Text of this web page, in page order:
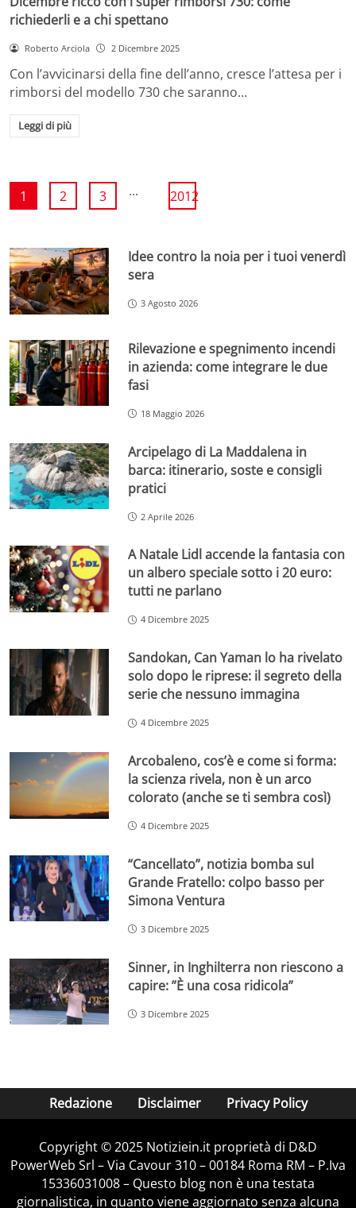
richiederli e a chi spettano
Roberto Arciola 2 Dicembre 2025
Con l’avvicinarsi della fine dell’anno, cresce l’attesa per i
rimborsi del modello 730 che saranno…
Leggi di più
1 2 3 ... 2012
Idee contro la noia per i tuoi venerdì
sera
3 Agosto 2026
Rilevazione e spegnimento incendi
in azienda: come integrare le due
fasi
18 Maggio 2026
Arcipelago di La Maddalena in
barca: itinerario, soste e consigli
pratici
2 Aprile 2026
A Natale Lidl accende la fantasia con
un albero speciale sotto i 20 euro:
tutti ne parlano
4 Dicembre 2025
Sandokan, Can Yaman lo ha rivelato
solo dopo le riprese: il segreto della
serie che nessuno immagina
4 Dicembre 2025
Arcobaleno, cos’è e come si forma:
la scienza rivela, non è un arco
colorato (anche se ti sembra così)
4 Dicembre 2025
“Cancellato”, notizia bomba sul
Grande Fratello: colpo basso per
Simona Ventura
3 Dicembre 2025
Sinner, in Inghilterra non riescono a
capire: ”È una cosa ridicola”
3 Dicembre 2025
Redazione Disclaimer Privacy Policy
Copyright © 2025 Notiziein.it proprietà di D&D
PowerWeb Srl – Via Cavour 310 – 00184 Roma RM – P.Iva
15336031008 – Questo blog non è una testata
giornalistica, in quanto viene aggiornato senza alcuna